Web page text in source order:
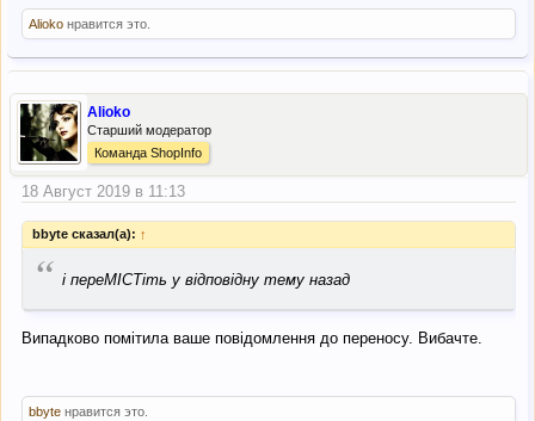
Alioko нравится это.
Alioko
Старший модератор
Команда ShopInfo
18 Август 2019 в 11:13
bbyte сказал(а): ↑
“ і переМІСТіть у відповідну тему назад
Випадково помітила ваше повідомлення до переносу. Вибачте.
bbyte нравится это.